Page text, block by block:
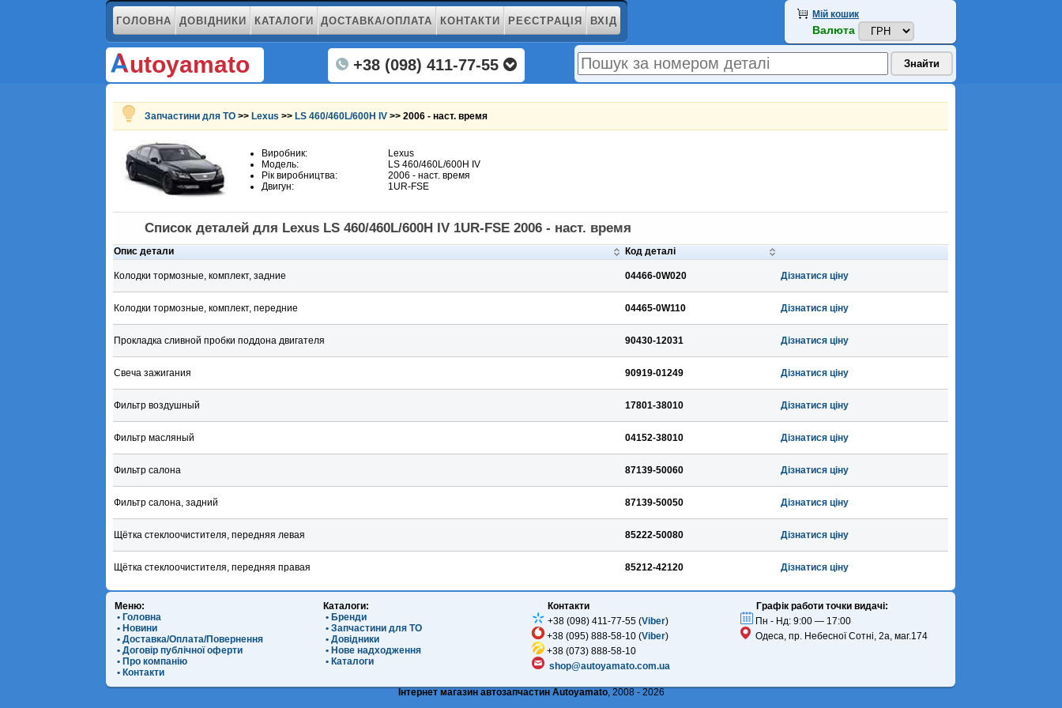
ГОЛОВНА ДОВІДНИКИ КАТАЛОГИ ДОСТАВКА/ОПЛАТА КОНТАКТИ РЕЄСТРАЦІЯ ВХІД
utoyamato +38 (098) 411-77-55
Мій кошик
Валюта
Запчастини для ТО >> Lexus >> LS 460/460L/600H IV >> 2006 - наст. время
Виробник:
Lexus
Модель:
LS 460/460L/600H IV
Рік виробництва:
2006 - наст. время
Двигун:
1UR-FSE
Список деталей для Lexus LS 460/460L/600H IV 1UR-FSE 2006 - наст. время
Опис детали Код деталі
Колодки тормозные, комплект, задние 04466-0W020 Дізнатися ціну
Колодки тормозные, комплект, передние 04465-0W110 Дізнатися ціну
Прокладка сливной пробки поддона двигателя 90430-12031 Дізнатися ціну
Свеча зажигания 90919-01249 Дізнатися ціну
Фильтр воздушный 17801-38010 Дізнатися ціну
Фильтр масляный 04152-38010 Дізнатися ціну
Фильтр салона 87139-50060 Дізнатися ціну
Фильтр салона, задний 87139-50050 Дізнатися ціну
Щётка стеклоочистителя, передняя левая 85222-50080 Дізнатися ціну
Щётка стеклоочистителя, передняя правая 85212-42120 Дізнатися ціну
Меню:
• Головна
• Новини
• Доставка/Оплата/Повернення
• Договір публічної оферти
• Про компанію
• Контакти
Каталоги:
• Бренди
• Запчастини для ТО
• Довідники
• Нове надходження
• Каталоги
Контакти
+38 (098) 411-77-55 (Viber)
+38 (095) 888-58-10 (Viber)
+38 (073) 888-58-10
shop@autoyamato.com.ua
Графік работи точки видачі:
Пн - Нд: 9:00 — 17:00
Одеса, пр. Небесної Сотні, 2а, маг.174
Інтернет магазин автозапчастин Autoyamato, 2008 - 2026